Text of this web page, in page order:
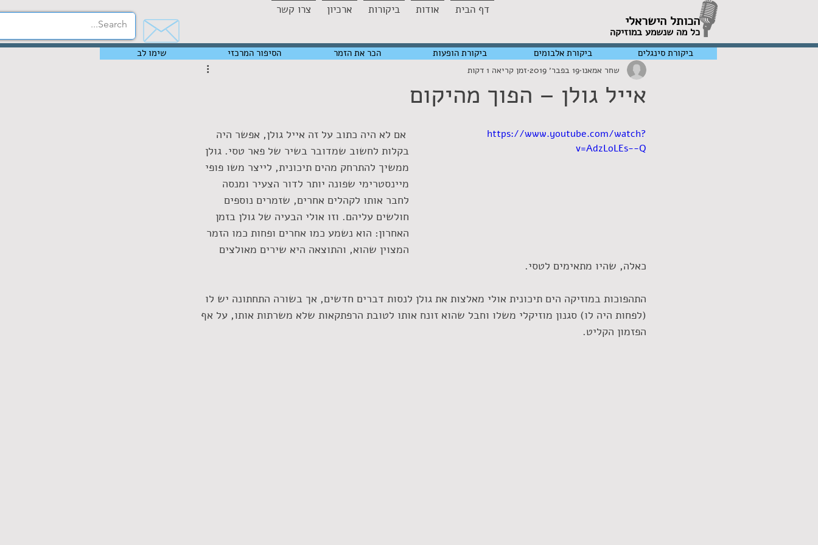
הכותל הישראלי
כל מה שנשמע במוזיקה
דף הבית אודות ביקורות ארכיון צרו קשר
אייל גולן – הפוך מהיקום
שחר אמאנו 19 בפבר׳ 2019 זמן קריאה 1 דקות
https://www.youtube.com/watch?
v=AdzLoLEs--Q
אם לא היה כתוב על זה אייל גולן, אפשר היה
בקלות לחשוב שמדובר בשיר של פאר טסי. גולן
ממשיך להתרחק מהים תיכונית, לייצר משו פופי
מיינסטרימי שפונה יותר לדור הצעיר ומנסה
לחבר אותו לקהלים אחרים, שזמרים נוספים
חולשים עליהם. וזו אולי הבעיה של גולן בזמן
האחרון: הוא נשמע כמו אחרים ופחות כמו הזמר
המצוין שהוא, והתוצאה היא שירים מאולצים
כאלה, שהיו מתאימים לטסי.
התהפוכות במוזיקה הים תיכונית אולי מאלצות את גולן לנסות דברים חדשים, אך בשורה התחתונה יש לו
(לפחות היה לו) סגנון מוזיקלי משלו וחבל שהוא זונח אותו לטובת הרפתקאות שלא משרתות אותו, על אף
הפזמון הקליט.
שימו לב הסיפור המרכזי הכר את הזמר ביקורת הופעות ביקורת אלבומים ביקורת סינגלים